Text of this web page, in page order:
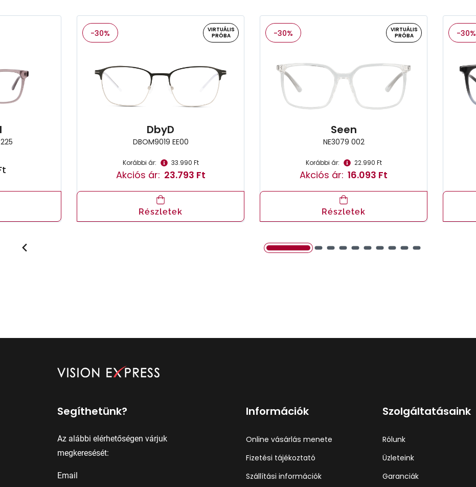
-30%
VIRTUÁLIS
PRÓBA
DbyD
DBOM9019 EE00
Korábbi ár: 33.990 Ft
Akciós ár: 23.793 Ft
Részletek
-30%
VIRTUÁLIS
PRÓBA
Seen
NE3079 002
Korábbi ár: 22.990 Ft
Akciós ár: 16.093 Ft
Részletek
-30%
Segíthetünk?
Az alábbi elérhetőségen várjuk
megkeresését:
Email
Információk
Online vásárlás menete
Fizetési tájékoztató
Szállítási információk
Szolgáltatásaink
Rólunk
Üzleteink
Garanciák